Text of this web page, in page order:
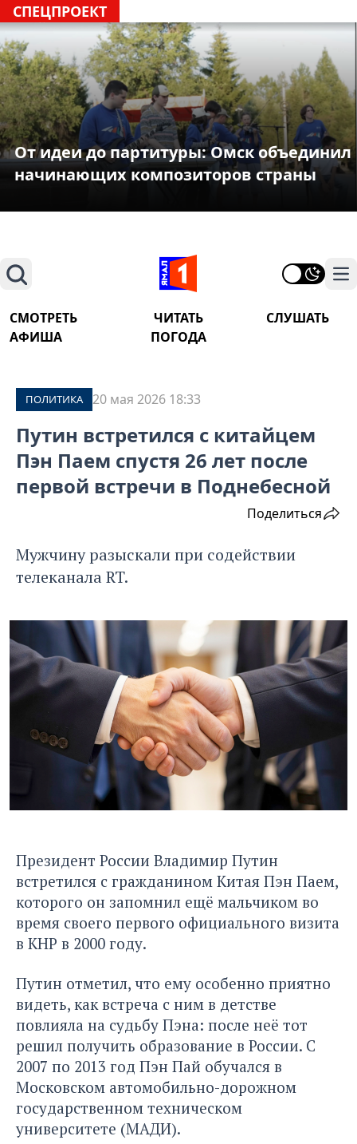
СПЕЦПРОЕКТ
От идеи до партитуры: Омск объединил
начинающих композиторов страны
Поиск
СМОТРЕТЬ ЧИТАТЬ
СЛУШАТЬ
АФИША
ПОГОДА
ПОЛИТИКА 20 мая 2026 18:33
Путин встретился с китайцем
Пэн Паем спустя 26 лет после
первой встречи в Поднебесной
Поделиться
Мужчину разыскали при содействии
телеканала RT.
Президент России Владимир Путин
встретился с гражданином Китая Пэн Паем,
которого он запомнил ещё мальчиком во
время своего первого официального визита
в КНР в 2000 году.
Путин отметил, что ему особенно приятно
видеть, как встреча с ним в детстве
повлияла на судьбу Пэна: после неё тот
решил получить образование в России. С
2007 по 2013 год Пэн Пай обучался в
Московском автомобильно-дорожном
государственном техническом
университете (МАДИ).